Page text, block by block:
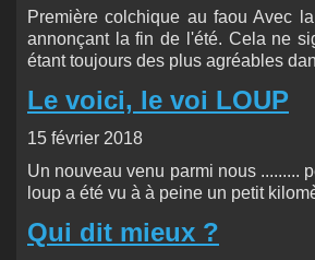
Première colchique au faou Avec
annonçant la fin de l'été. Cela ne
étant toujours des plus agréables
Le voici, le voi LOUP
15 février 2018
Un nouveau venu parmi nous .........
loup a été vu à à peine un petit
Qui dit mieux ?